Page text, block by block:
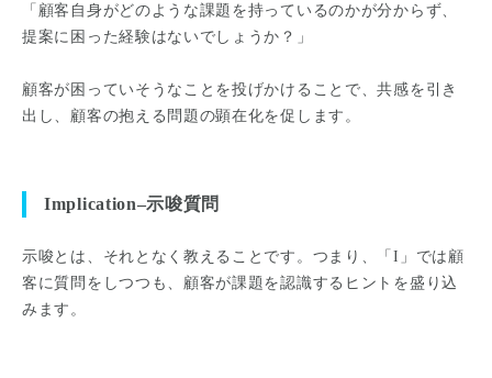
「顧客自身がどのような課題を持っているのかが分からず、
提案に困った経験はないでしょうか？」
顧客が困っていそうなことを投げかけることで、共感を引き
出し、顧客の抱える問題の顕在化を促します。
Implication–示唆質問
示唆とは、それとなく教えることです。つまり、「I」では顧
客に質問をしつつも、顧客が課題を認識するヒントを盛り込
みます。